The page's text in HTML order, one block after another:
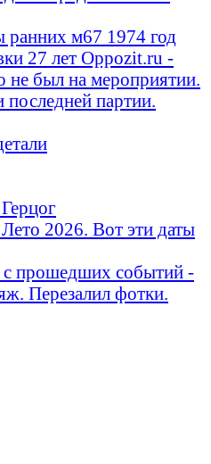
ранних м67 1974 год
27 лет Oppozit.ru -
не был на мероприятии.
последней партии.
2026. Вот эти даты
с прошедших событий -
Перезалил фотки.